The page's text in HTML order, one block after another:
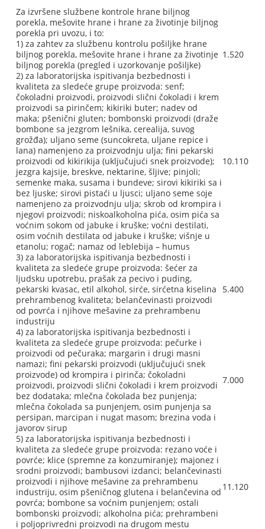
Za izvršene službene kontrole hrane biljnog
porekla, mešovite hrane i hrane za životinje biljnog
porekla pri uvozu, i to:
1) za zahtev za službenu kontrolu pošiljke hrane
biljnog porekla, mešovite hrane i hrane za životinje
biljnog porekla (pregled i uzorkovanje pošiljke)
1.520
2) za laboratorijska ispitivanja bezbednosti i
kvaliteta za sledeće grupe proizvoda: senf;
čokoladni proizvodi, proizvodi slični čokoladi i krem
proizvodi sa pirinčem; kikiriki buter; nadev od
maka; pšenični gluten; bombonski proizvodi (draže
bombone sa jezgrom lešnika, cerealija, suvog
grožđa); uljano seme (suncokreta, uljane repice i
lana) namenjeno za proizvodnju ulja; fini pekarski
proizvodi od kikirikija (uključujući snek proizvode);
jezgra kajsije, breskve, nektarine, šljive; pinjoli;
semenke maka, susama i bundeve; sirovi kikiriki sa i
bez ljuske; sirovi pistaći u ljusci; uljano seme soje
namenjeno za proizvodnju ulja; skrob od krompira i
njegovi proizvodi; niskoalkoholna pića, osim pića sa
voćnim sokom od jabuke i kruške; voćni destilati,
osim voćnih destilata od jabuke i kruške; višnje u
etanolu; rogač; namaz od leblebija – humus
10.110
3) za laboratorijska ispitivanja bezbednosti i
kvaliteta za sledeće grupe proizvoda: šećer za
ljudsku upotrebu, prašak za pecivo i puding,
pekarski kvasac, etil alkohol, sirće, sirćetna kiselina
prehrambenog kvaliteta; belančevinasti proizvodi
od povrća i njihove mešavine za prehrambenu
industriju
5.400
4) za laboratorijska ispitivanja bezbednosti i
kvaliteta za sledeće grupe proizvoda: pečurke i
proizvodi od pečuraka; margarin i drugi masni
namazi; fini pekarski proizvodi (uključujući snek
proizvode) od krompira i pirinča; čokoladni
proizvodi, proizvodi slični čokoladi i krem proizvodi
bez dodataka; mlečna čokolada bez punjenja;
mlečna čokolada sa punjenjem, osim punjenja sa
persipan, marcipan i nugat masom; brezina voda i
javorov sirup
7.000
5) za laboratorijska ispitivanja bezbednosti i
kvaliteta za sledeće grupe proizvoda: rezano voće i
povrće; klice (spremne za konzumiranje); majonez i
srodni proizvodi; bambusovi izdanci; belančevinasti
proizvodi i njihove mešavine za prehrambenu
industriju, osim pšeničnog glutena i belančevina od
povrća; bombone sa voćnim punjenjem; ostali
bombonski proizvodi; alkoholna pića; prehrambeni
i poljoprivredni proizvodi na drugom mestu
11.120